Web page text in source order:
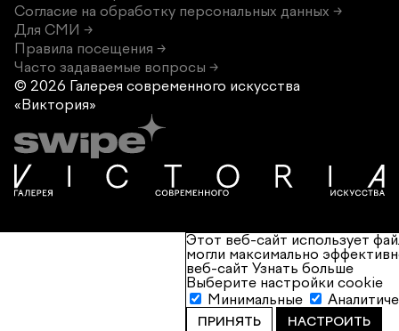
Согласие на обработку персональных данных →
Для СМИ →
Правила посещения →
Часто задаваемые вопросы →
© 2026 Галерея современного искусства
«Виктория»
Этот веб-сайт использует
могли максимально
веб-сайт Узнать больше
Выберите настройки cookie
Минимальные
ПРИНЯТЬ НАСТРОИТЬ